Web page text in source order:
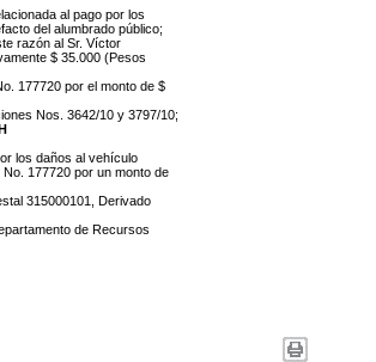
al pago por los
del alumbrado público;
razón al Sr. Víctor
$ 35.000 (Pesos
177720 por el monto de $
Nos. 3642/10 y 3797/10;
los daños al vehículo
177720 por un monto de
315000101, Derivado
de Recursos